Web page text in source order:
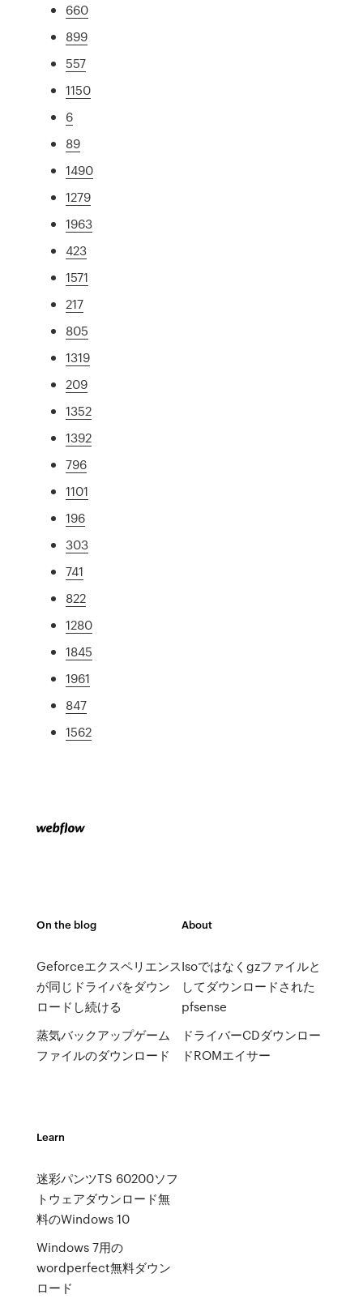
660
899
557
1150
6
89
1490
1279
1963
423
1571
217
805
1319
209
1352
1392
796
1101
196
303
741
822
1280
1845
1961
847
1562
On the blog
Geforceエクスペリエンス
が同じドライバをダウン
ロードし続ける
蒸気バックアップゲーム
ファイルのダウンロード
About
Isoではなくgzファイルと
してダウンロードされた
pfsense
ドライバーCDダウンロー
ドROMエイサー
Learn
迷彩パンツTS 60200ソフ
トウェアダウンロード無
料のWindows 10
Windows 7用の
wordperfect無料ダウン
ロード